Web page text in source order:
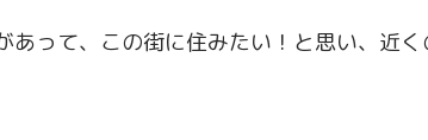
あって、この街に住みたい！と思い、近